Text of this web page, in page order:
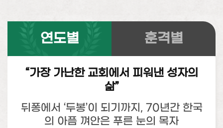
연도별 훈격별
“가장 가난한 교회에서 피워낸 성자의
삶”
뒤퐁에서 ‘두봉’이 되기까지, 70년간 한국
의 아픔 껴안은 푸른 눈의 목자